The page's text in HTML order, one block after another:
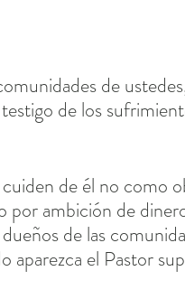
de
de los
de él no como
por ambición de
de las
aparezca el Pastor